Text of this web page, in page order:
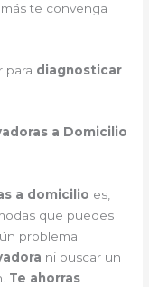
te convenga
para diagnosticar
a Domicilio
a domicilio es,
que puedes
problema.
ni buscar un
Te ahorras